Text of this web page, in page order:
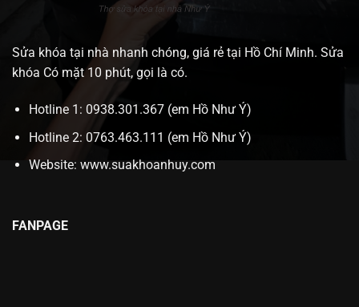
Sửa khóa tại nhà nhanh chóng, giá rẻ tại Hồ Chí Minh. Sửa
khóa Có mặt 10 phút, gọi là có.
Hotline 1: 0938.301.367 (em Hồ Như Ý)
Hotline 2: 0763.463.111 (em Hồ Như Ý)
Website: www.suakhoanhuy.com
FANPAGE